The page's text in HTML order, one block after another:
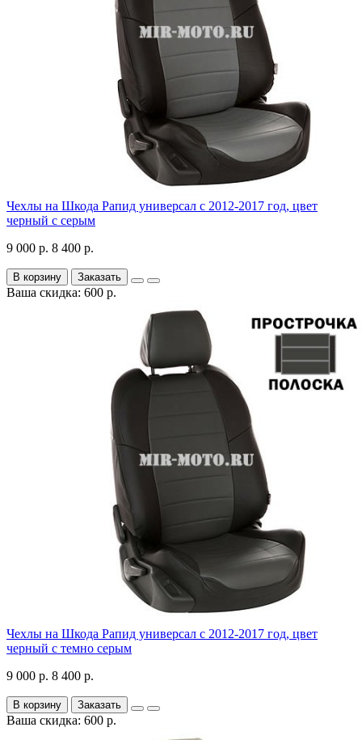
Чехлы на Шкода Рапид универсал с 2012-2017 год, цвет
черный с серым
9 000 р. 8 400 р.
В корзину Заказать
Ваша скидка: 600 р.
Чехлы на Шкода Рапид универсал с 2012-2017 год, цвет
черный с темно серым
9 000 р. 8 400 р.
В корзину Заказать
Ваша скидка: 600 р.